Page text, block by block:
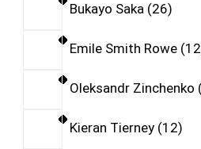
Bukayo Saka 26
Emile Smith Rowe 12
Oleksandr Zinchenko
Kieran Tierney 12